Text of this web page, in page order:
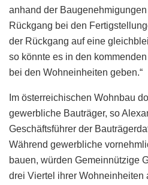
anhand der
Rückgang bei den
der Rückgang auf eine
so könnte es in den
bei den Wohneinheiten geben.“
Im österreichischen Wohnbau
gewerbliche Bauträger, so
Geschäftsführer der
Während gewerbliche
bauen, würden Gemeinnützige
drei Viertel ihrer Wohneinheiten